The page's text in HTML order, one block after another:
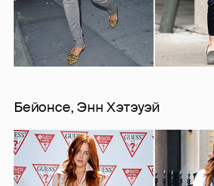
Бейонсе, Энн Хэтэуэй